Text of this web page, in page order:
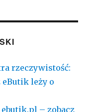
rzeczywistość:
eButik leży o
– zobacz